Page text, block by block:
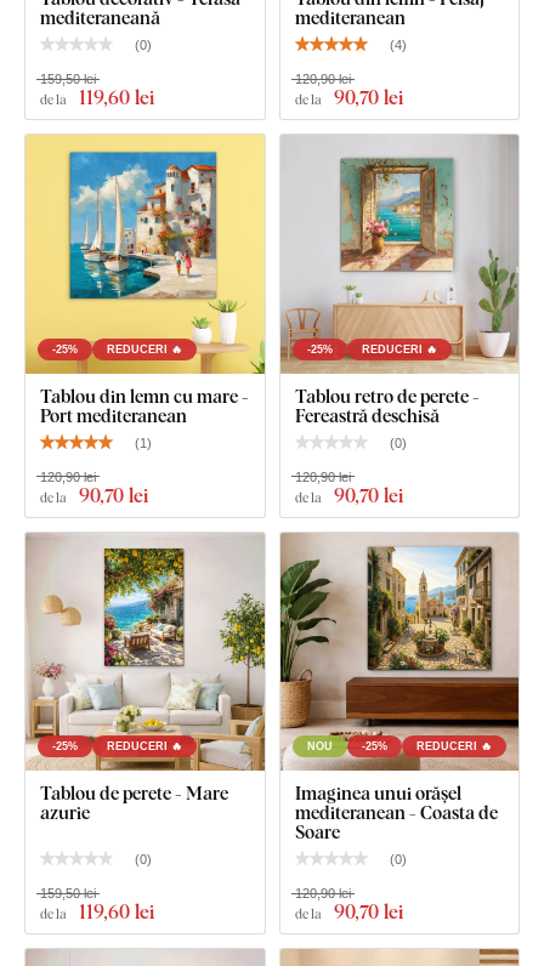
ridicată
Montare ușoară - Cârlig(e) montat(e) în prealabil
Ce este inclus în pachet?
Tablou pe lemn - Paradis litoral
Cârlig(e) montat(e) în prealabil pe partea din spate a
tabloului
Instrucțiuni clare pentru montaj
mediteraneană
(0)
de la 119,60 lei
159,50 lei
mediteranean
(4)
de la 90,70 lei
120,90 lei
-25% REDUCERI 🔥
Tablou din lemn cu mare -
Port mediteranean
(1)
de la 90,70 lei
120,90 lei
-25% REDUCERI 🔥
Tablou retro de perete -
Fereastră deschisă
(0)
de la 90,70 lei
120,90 lei
-25% REDUCERI 🔥
Tablou de perete - Mare
azurie
(0)
de la 119,60 lei
159,50 lei
NOU -25% REDUCERI 🔥
Imaginea unui orășel
mediteranean - Coasta de
Soare
(0)
de la 90,70 lei
120,90 lei